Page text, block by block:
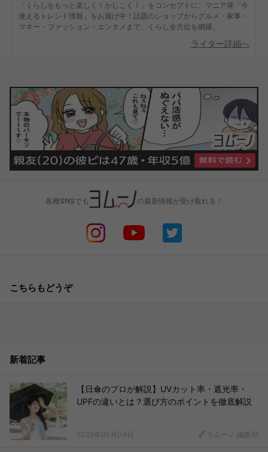
「くらしをもっと楽しく！かしこく！」をコンセプトに、マニア発「今
使えるトレンド情報」をお届け中！話題のショップからグルメ・家事・
マネー・ファッション・エンタメまで、くらし全方位を網羅。
ライター詳細へ
各種SNSでも の最新情報が受け取れる！
こちらもどうぞ
新着記事
【日傘のプロが解説】UVカット率・遮光率・
UPFの違いとは？選び方のポイントを徹底解説
2025年05月04日 ヨムーノ 編集部